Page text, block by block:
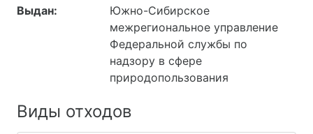
Заводский район,
северо-восток
левобережной части г.
Кемерово, кад. №
42:24:0101026:1942.
Выдан:
Южно-Сибирское
межрегиональное управление
Федеральной службы по
надзору в сфере
природопользования
Виды отходов